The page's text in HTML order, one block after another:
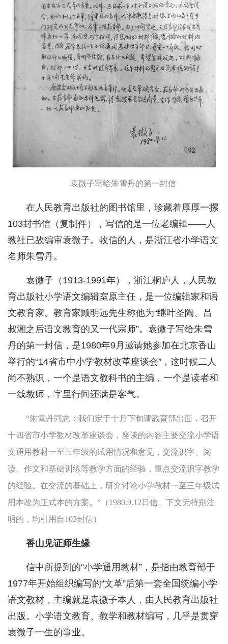
袁微子写给朱雪丹的第一封信
在人民教育出版社的图书馆里，珍藏着厚厚一摞
103封书信（复制件），写信的是一位老编辑——人
教社已故编审袁微子。收信的人，是浙江省小学语文
名师朱雪丹。
袁微子（1913-1991年），浙江桐庐人，人民教
育出版社小学语文编辑室原主任，是一位编辑家和语
文教育家。教育家顾明远先生称他为“继叶圣陶、吕
叔湘之后语文教育的又一代宗师”。袁微子写给朱雪
丹的第一封信，是1980年9月邀请她参加在北京香山
举行的“14省市中小学教材改革座谈会”，这时候二人
尚不熟识，一个是语文教科书的主编，一个是读者和
一线教师，字里行间还满是客气。
“朱雪丹同志：我们定于十月下旬请教育部出面，召开
十四省市小学教材改革座谈会，座谈的内容主要交流小学语
文通用教材一至三年级的试用情况和意见，交流识字、阅
读、作文和基础训练等教学方面的经验，重点交流识字教学
的经验。在交流的基础上，研究讨论小学教材一至三年级试
用本改为正式本的方案。”（1980.9.12日信。下文无特别注
明的，均引用自103封信）
香山见证师生缘
信中所提到的“小学通用教材”，是指由教育部于
1977年开始组织编写的“文革”后第一套全国统编小学
语文教材，主编就是袁微子本人，由人民教育出版社
出版。小学语文教育、教学和教材编写，几乎是贯穿
袁微子一生的事业。